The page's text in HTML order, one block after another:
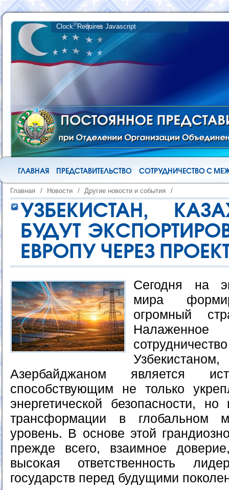
ГЛАВНАЯ ПРЕДСТАВИТЕЛЬСТВО СОТРУДНИЧЕСТВО С
Главная / Новости / Другие новости и события /
УЗБЕКИСТАН,
БУДУТ
ЕВРОПУ ЧЕРЕЗ
Сегодня на
мира
огромный
Азербайджаном является
способствующим не только
энергетической безопасности,
трансформации в глобальном
уровень. В основе этой
прежде всего, взаимное
высокая ответственность
государств перед будущими